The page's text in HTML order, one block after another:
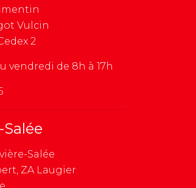
Vulcin
2
vendredi de 8h à 17h
Salée
ZA Laugier